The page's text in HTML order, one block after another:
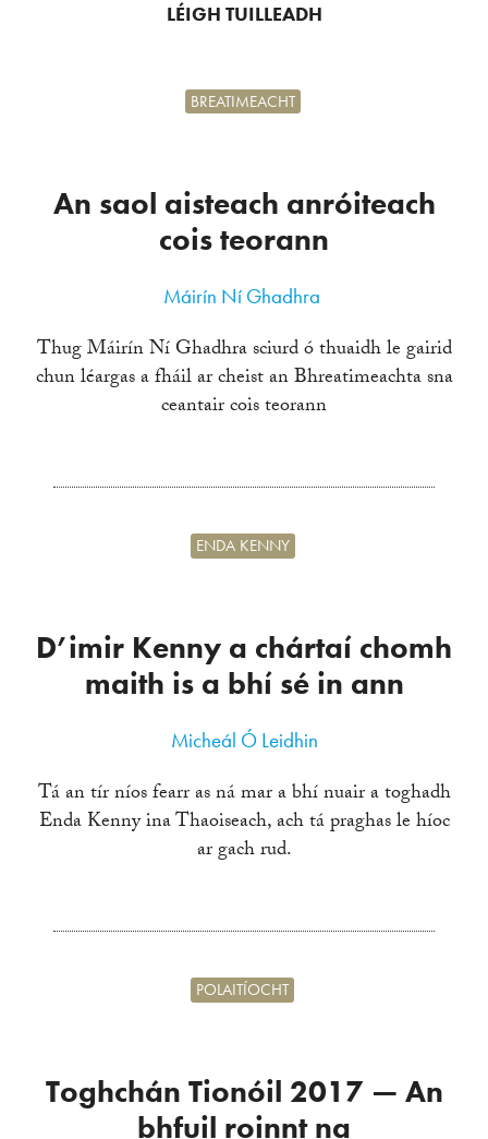
LÉIGH TUILLEADH
An saol aisteach anróiteach
cois teorann
BREATIMEACHT
Máirín Ní Ghadhra
Thug Máirín Ní Ghadhra sciurd ó thuaidh le gairid
chun léargas a fháil ar cheist an Bhreatimeachta sna
ceantair cois teorann
D’imir Kenny a chártaí chomh
maith is a bhí sé in ann
ENDA KENNY
Micheál Ó Leidhin
Tá an tír níos fearr as ná mar a bhí nuair a toghadh
Enda Kenny ina Thaoiseach, ach tá praghas le híoc
ar gach rud.
Toghchán Tionóil 2017 — An
bhfuil roinnt na
POLAITÍOCHT